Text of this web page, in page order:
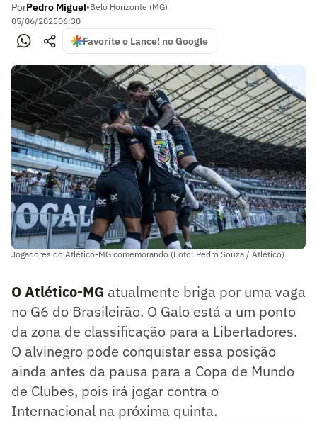
PorPedro Miguel•Belo Horizonte (MG)
05/06/202506:30
Favorite o Lance! no Google
Jogadores do Atlético-MG comemorando (Foto: Pedro Souza / Atlético)
O Atlético-MG atualmente briga por uma vaga
no G6 do Brasileirão. O Galo está a um ponto
da zona de classificação para a Libertadores.
O alvinegro pode conquistar essa posição
ainda antes da pausa para a Copa de Mundo
de Clubes, pois irá jogar contra o
Internacional na próxima quinta.